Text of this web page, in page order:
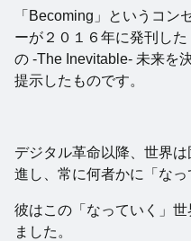
「Becoming」というコン
ーが２０１６年に発刊し
の -The Inevitable- 未来を
提示したものです。
デジタル革命以降、世界
進し、常に何者かに「なっ
彼はこの「なっていく」
ました。